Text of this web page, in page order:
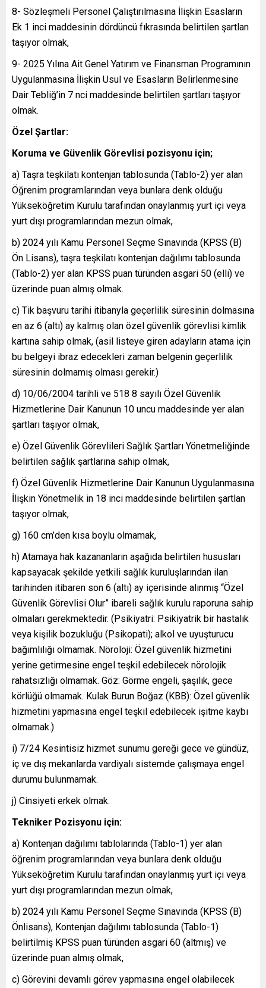
8- Sözleşmeli Personel Çalıştırılmasına İlişkin Esasların
Ek 1 inci maddesinin dördüncü fıkrasında belirtilen şartlan
taşıyor olmak,
9- 2025 Yılına Ait Genel Yatırım ve Finansman Programının
Uygulanmasına İlişkin Usul ve Esasların Belirlenmesine
Dair Tebliğ’in 7 nci maddesinde belirtilen şartları taşıyor
olmak.
Özel Şartlar:
Koruma ve Güvenlik Görevlisi pozisyonu için;
a) Taşra teşkilatı kontenjan tablosunda (Tablo-2) yer alan
Öğrenim programlarından veya bunlara denk olduğu
Yükseköğretim Kurulu tarafından onaylanmış yurt içi veya
yurt dışı programlarından mezun olmak,
b) 2024 yılı Kamu Personel Seçme Sınavında (KPSS (B)
Ön Lisans), taşra teşkilatı kontenjan dağılımı tablosunda
(Tablo-2) yer alan KPSS puan türünden asgari 50 (elli) ve
üzerinde puan almış olmak.
c) Tik başvuru tarihi itibanyla geçerlilik süresinin dolmasına
en az 6 (altı) ay kalmış olan özel güvenlik görevlisi kimlik
kartına sahip olmak, (asil listeye giren adayların atama için
bu belgeyi ibraz edecekleri zaman belgenin geçerlilik
süresinin dolmamış olması gerekir.)
d) 10/06/2004 tarihli ve 518 8 sayılı Özel Güvenlik
Hizmetlerine Dair Kanunun 10 uncu maddesinde yer alan
şartları taşıyor olmak,
e) Özel Güvenlik Görevlileri Sağlık Şartları Yönetmeliğinde
belirtilen sağlık şartlarına sahip olmak,
f) Özel Güvenlik Hizmetlerine Dair Kanunun Uygulanmasına
İlişkin Yönetmelik in 18 inci maddesinde belirtilen şartlan
taşıyor olmak,
g) 160 cm’den kısa boylu olmamak,
h) Atamaya hak kazananların aşağıda belirtilen hususları
kapsayacak şekilde yetkili sağlık kuruluşlarından ilan
tarihinden itibaren son 6 (altı) ay içerisinde alınmış “Özel
Güvenlik Görevlisi Olur” ibareli sağlık kurulu raporuna sahip
olmaları gerekmektedir. (Psikiyatri: Psikiyatrik bir hastalık
veya kişilik bozukluğu (Psikopati); alkol ve uyuşturucu
bağımlılığı olmamak. Nöroloji: Özel güvenlik hizmetini
yerine getirmesine engel teşkil edebilecek nörolojik
rahatsızlığı olmamak. Göz: Görme engeli, şaşılık, gece
körlüğü olmamak. Kulak Burun Boğaz (KBB): Özel güvenlik
hizmetini yapmasına engel teşkil edebilecek işitme kaybı
olmamak.)
i) 7/24 Kesintisiz hizmet sunumu gereği gece ve gündüz,
iç ve dış mekanlarda vardiyalı sistemde çalışmaya engel
durumu bulunmamak.
j) Cinsiyeti erkek olmak.
Tekniker Pozisyonu için:
a) Kontenjan dağılımı tablolarında (Tablo-1) yer alan
öğrenim programlarından veya bunlara denk olduğu
Yükseköğretim Kurulu tarafından onaylanmış yurt içi veya
yurt dışı programlarından mezun olmak,
b) 2024 yılı Kamu Personel Seçme Sınavında (KPSS (B)
Önlisans), Kontenjan dağılımı tablosunda (Tablo-1)
belirtilmiş KPSS puan türünden asgari 60 (altmış) ve
üzerinde puan almış olmak,
c) Görevini devamlı görev yapmasına engel olabilecek